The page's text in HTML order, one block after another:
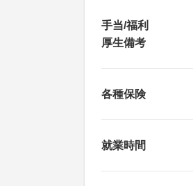
手当/福利
厚生備考
各種保険
就業時間